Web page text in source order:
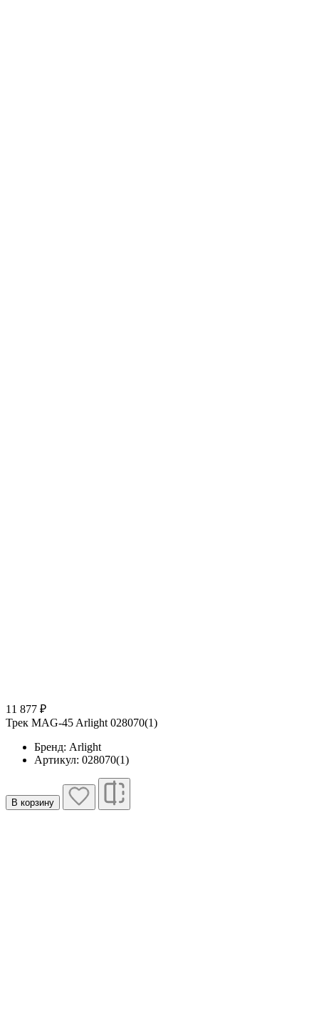
11 877 ₽
Трек MAG-45 Arlight 028070(1)
Бренд: Arlight
Артикул: 028070(1)
В корзину